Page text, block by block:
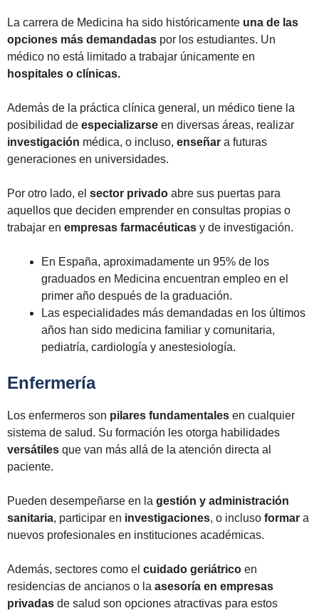
La carrera de Medicina ha sido históricamente una de las
opciones más demandadas por los estudiantes. Un
médico no está limitado a trabajar únicamente en
hospitales o clínicas.
Además de la práctica clínica general, un médico tiene la
posibilidad de especializarse en diversas áreas, realizar
investigación médica, o incluso, enseñar a futuras
generaciones en universidades.
Por otro lado, el sector privado abre sus puertas para
aquellos que deciden emprender en consultas propias o
trabajar en empresas farmacéuticas y de investigación.
En España, aproximadamente un 95% de los
graduados en Medicina encuentran empleo en el
primer año después de la graduación.
Las especialidades más demandadas en los últimos
años han sido medicina familiar y comunitaria,
pediatría, cardiología y anestesiología.
Enfermería
Los enfermeros son pilares fundamentales en cualquier
sistema de salud. Su formación les otorga habilidades
versátiles que van más allá de la atención directa al
paciente.
Pueden desempeñarse en la gestión y administración
sanitaria, participar en investigaciones, o incluso formar a
nuevos profesionales en instituciones académicas.
Además, sectores como el cuidado geriátrico en
residencias de ancianos o la asesoría en empresas
privadas de salud son opciones atractivas para estos